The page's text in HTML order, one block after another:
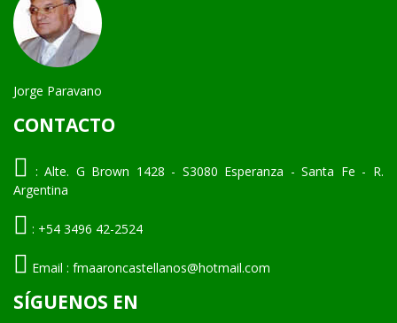
Jorge Paravano
CONTACTO
: Alte. G Brown 1428 - S3080 Esperanza - Santa Fe - R.
Argentina
: +54 3496 42-2524
Email : fmaaroncastellanos@hotmail.com
SÍGUENOS EN